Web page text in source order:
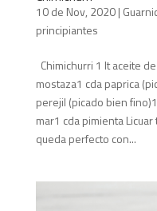
10 de Nov, 2020|
principiantes
Chimichurri 1 lt aceite
mostaza1 cda paprica
perejil (picado bien
mar1 cda pimienta
queda perfecto con...